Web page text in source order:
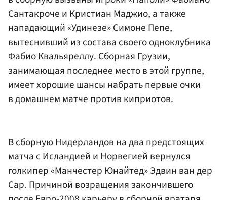
Сантакроче и Кристиан Маджио, а также
нападающий «Удинезе» Симоне Пепе,
вытеснивший из состава своего одноклубника
Фабио Квальяреллу. Сборная Грузии,
занимающая последнее место в этой группе,
имеет хорошие шансы набрать первые очки
в домашнем матче против киприотов.
В сборную Нидерландов на два предстоящих
матча с Исландией и Норвегией вернулся
голкипер «Манчестер Юнайтед» Эдвин ван дер
Сар. Причиной возращения закончившего